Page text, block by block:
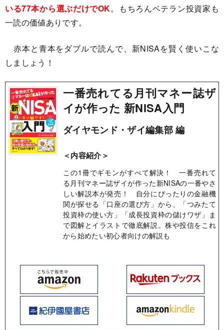
いる77本から選ぶだけでOK。もちろんベテラン投資家も
一読の価値ありです。
赤本と青本をダブルで読んで、新NISAを賢く使いこな
しましょう！
一番売れてる月刊マネー誌ザ
イが作った 新NISA入門
ダイヤモンド・ザイ編集部 編
＜内容紹介＞
この1冊でギモンがすべて解決！ 一番売れて
る月刊マネー誌ザイが作った新NISAの一番やさ
しい解説本が発売！ 自分にぴったりの金融機
関が探せる「口座の選び方」から、「つみたて
投資枠の使い方」「成長投資枠の儲けワザ」ま
で図解とイラストで徹底解説。株や投信をこれ
から始めたい初心者向けの解説も